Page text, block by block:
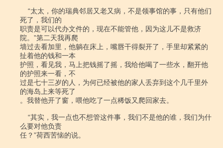
死了，我们的
职责是可以代办文件的，现在不能管他，因为这儿不是救济
院。”第二天我再爬
墙过去看加里，他躺在床上，嘴唇干得裂开了，手里却紧紧的
扯着他的钱和一本
护照，看见我，马上把钱摇了摇，我给他喝了一些水，翻开他
的护照来一看，不
过是七十三岁的人，为何已经被他的家人丢弃到这个几千里外
的海岛上来等死了
。我替他开了窗，喂他吃了一点稀饭又爬回家去。
么要对他负责
任？”荷西苦恼的说。